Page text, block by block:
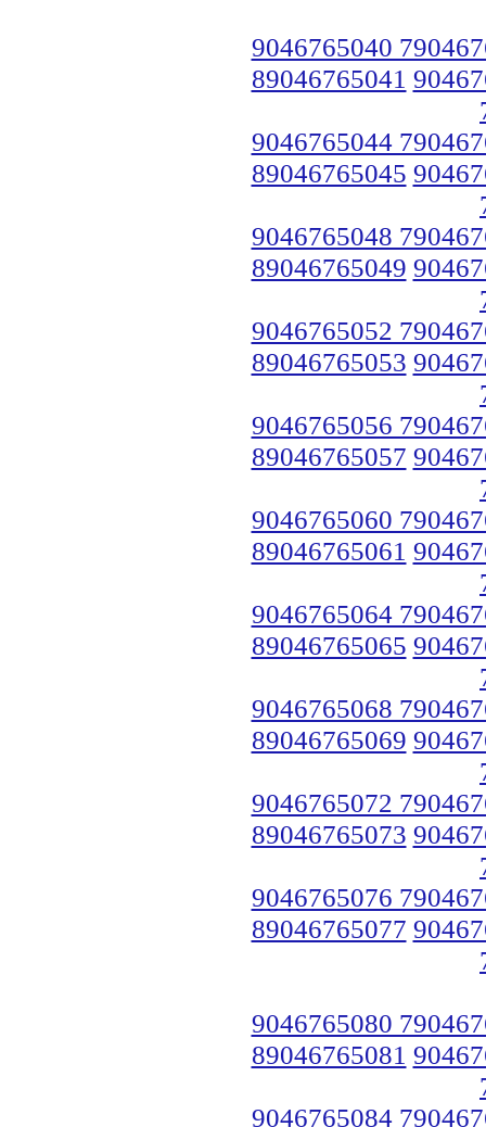
9046765040
89046765041
9046765044
89046765045
9046765048
89046765049
9046765052
89046765053
9046765056
89046765057
9046765060
89046765061
9046765064
89046765065
9046765068
89046765069
9046765072
89046765073
9046765076
89046765077
9046765080
89046765081
9046765084